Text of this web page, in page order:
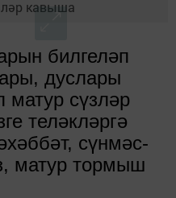
билгеләп
дуслары
матур сүзләр
теләкләргә
хәббәт, сүнмәс-
матур тормыш